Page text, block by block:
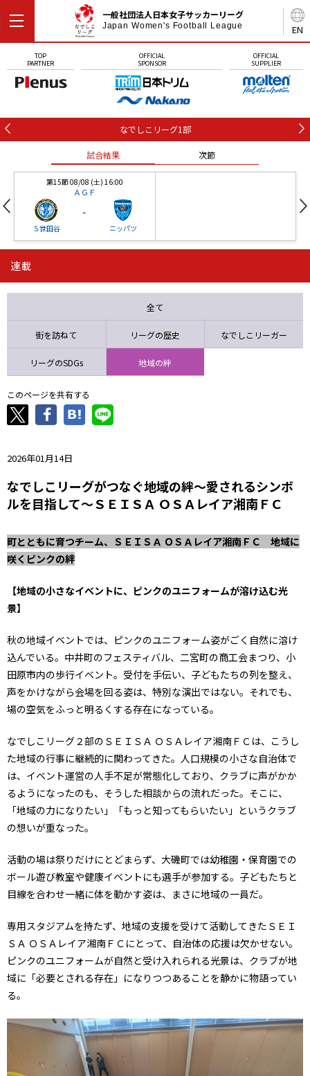
EN
一般社団法人日本女子サッカーリーグ
Japan Women's Football League
TOP
PARTNER
OFFICIAL
SPONSOR
OFFICIAL
SUPPLIER
なでしこリーグ1部
試合結果 次節
第15節 08/08 (土) 16:00
ＡＧＦ
Ｓ世田谷
-
ニッパツ
ニッパツ 石人の星
連載
全て
街を訪ねて リーグの歴史 なでしこリーガー
リーグのSDGs 地域の絆
このページを共有する
2026年01月14日
なでしこリーグがつなぐ地域の絆～愛されるシンボ
ルを目指して～ＳＥＩＳＡ ＯＳＡレイア湘南ＦＣ
町とともに育つチーム、ＳＥＩＳＡ ＯＳＡレイア湘南ＦＣ 地域に
咲くピンクの絆
【地域の小さなイベントに、ピンクのユニフォームが溶け込む光
景】
秋の地域イベントでは、ピンクのユニフォーム姿がごく自然に溶け
込んでいる。中井町のフェスティバル、二宮町の商工会まつり、小
田原市内の歩行イベント。受付を手伝い、子どもたちの列を整え、
声をかけながら会場を回る姿は、特別な演出ではない。それでも、
場の空気をふっと明るくする存在になっている。
なでしこリーグ２部のＳＥＩＳＡ ＯＳＡレイア湘南ＦＣは、こうし
た地域の行事に継続的に関わってきた。人口規模の小さな自治体で
は、イベント運営の人手不足が常態化しており、クラブに声がかか
るようになったのも、そうした相談からの流れだった。そこに、
「地域の力になりたい」「もっと知ってもらいたい」というクラブ
の想いが重なった。
活動の場は祭りだけにとどまらず、大磯町では幼稚園・保育園での
ボール遊び教室や健康イベントにも選手が参加する。子どもたちと
目線を合わせ一緒に体を動かす姿は、まさに地域の一員だ。
専用スタジアムを持たず、地域の支援を受けて活動してきたＳＥＩ
ＳＡ ＯＳＡレイア湘南ＦＣにとって、自治体の応援は欠かせない。
ピンクのユニフォームが自然と受け入れられる光景は、クラブが地
域に「必要とされる存在」になりつつあることを静かに物語ってい
る。